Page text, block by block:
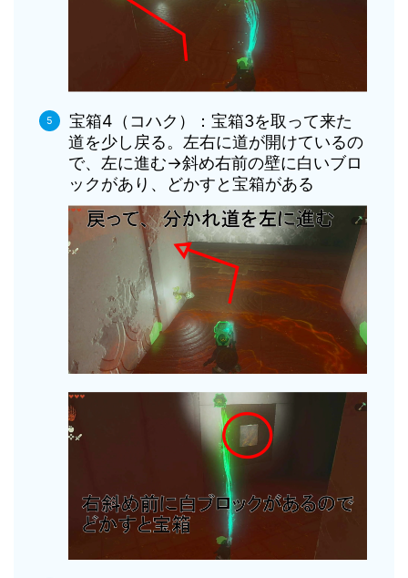
宝箱4（コハク）：宝箱3を取って来た
道を少し戻る。左右に道が開けているの
で、左に進む→斜め右前の壁に白いブロ
ックがあり、どかすと宝箱がある